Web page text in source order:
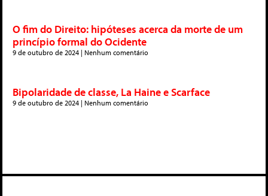
O fim do Direito: hipóteses acerca da morte de um
princípio formal do Ocidente
9 de outubro de 2024 Nenhum comentário
Bipolaridade de classe, La Haine e Scarface
9 de outubro de 2024 Nenhum comentário